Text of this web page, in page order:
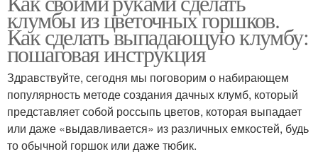
клумбы из цветочных горшков.
Как сделать выпадающую клумбу:
пошаговая инструкция
Здравствуйте, сегодня мы поговорим о набирающем
популярность методе создания дачных клумб, который
представляет собой россыпь цветов, которая выпадает
или даже «выдавливается» из различных емкостей, будь
то обычной горшок или даже тюбик.